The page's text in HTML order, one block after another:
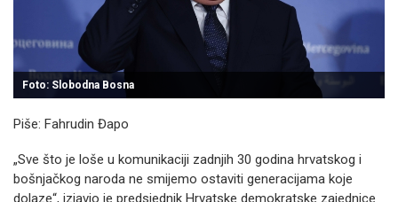
Foto: Slobodna Bosna
Piše: Fahrudin Đapo
„Sve što je loše u komunikaciji zadnjih 30 godina hrvatskog i
bošnjačkog naroda ne smijemo ostaviti generacijama koje
dolaze“, izjavio je predsjednik Hrvatske demokratske zajednice